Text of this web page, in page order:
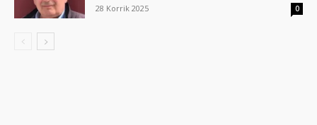
28 Korrik 2025
0